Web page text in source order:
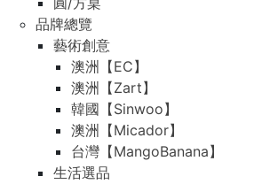
品牌總覽
藝術創意
澳洲【EC】
澳洲【Zart】
韓國【Sinwoo】
澳洲【Micador】
台灣【MangoBanana】
生活選品